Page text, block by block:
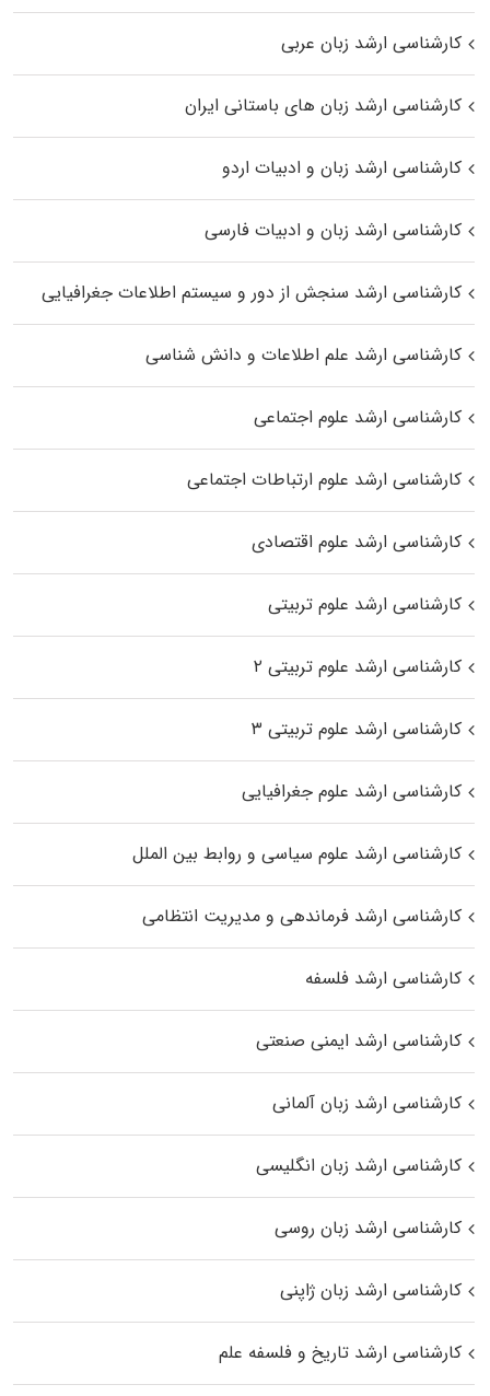
کارشناسی ارشد زبان عربی
کارشناسی ارشد زبان‌ های باستانی ایران
کارشناسی ارشد زبان و ادبیات اردو
کارشناسی ارشد زبان و ادبیات فارسی
کارشناسی ارشد سنجش از دور و سیستم اطلاعات جغرافیایی
کارشناسی ارشد علم اطلاعات و دانش شناسی
کارشناسی ارشد علوم اجتماعی
کارشناسی ارشد علوم ارتباطات اجتماعی
کارشناسی ارشد علوم اقتصادی
کارشناسی ارشد علوم تربیتی
کارشناسی ارشد علوم تربیتی ۲
کارشناسی ارشد علوم تربیتی ۳
کارشناسی ارشد علوم جغرافیایی
کارشناسی ارشد علوم سیاسی و روابط بین الملل
کارشناسی ارشد فرماندهی و مدیریت انتظامی
کارشناسی ارشد فلسفه
کارشناسی ارشد ایمنی صنعتی
کارشناسی ارشد زبان آلمانی
کارشناسی ارشد زبان انگلیسی
کارشناسی ارشد زبان روسی
کارشناسی ارشد زبان ژاپنی
کارشناسی ارشد تاریخ و فلسفه علم